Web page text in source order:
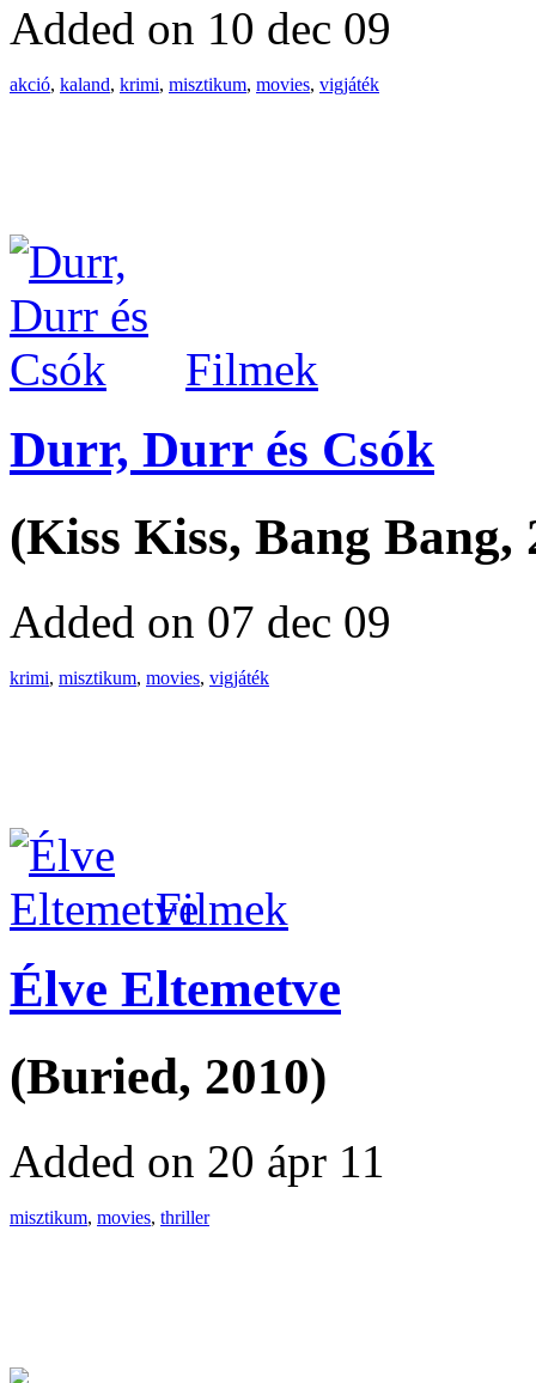
Added on 10 dec 09
akció, kaland, krimi, misztikum, movies, vigjáték
Filmek
Durr, Durr és Csók
(Kiss Kiss, Bang Bang,
Added on 07 dec 09
krimi, misztikum, movies, vigjáték
Filmek
Élve Eltemetve
(Buried, 2010)
Added on 20 ápr 11
misztikum, movies, thriller